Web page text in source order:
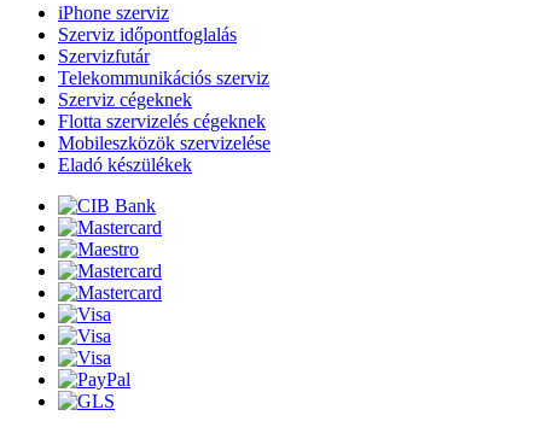
iPhone szerviz
Szerviz időpontfoglalás
Szervizfutár
Telekommunikációs szerviz
Szerviz cégeknek
Flotta szervizelés cégeknek
Mobileszközök szervizelése
Eladó készülékek